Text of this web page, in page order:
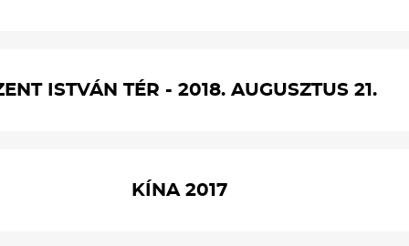
ISTVÁN TÉR - 2018. AUGUSZTUS 21.
KÍNA 2017